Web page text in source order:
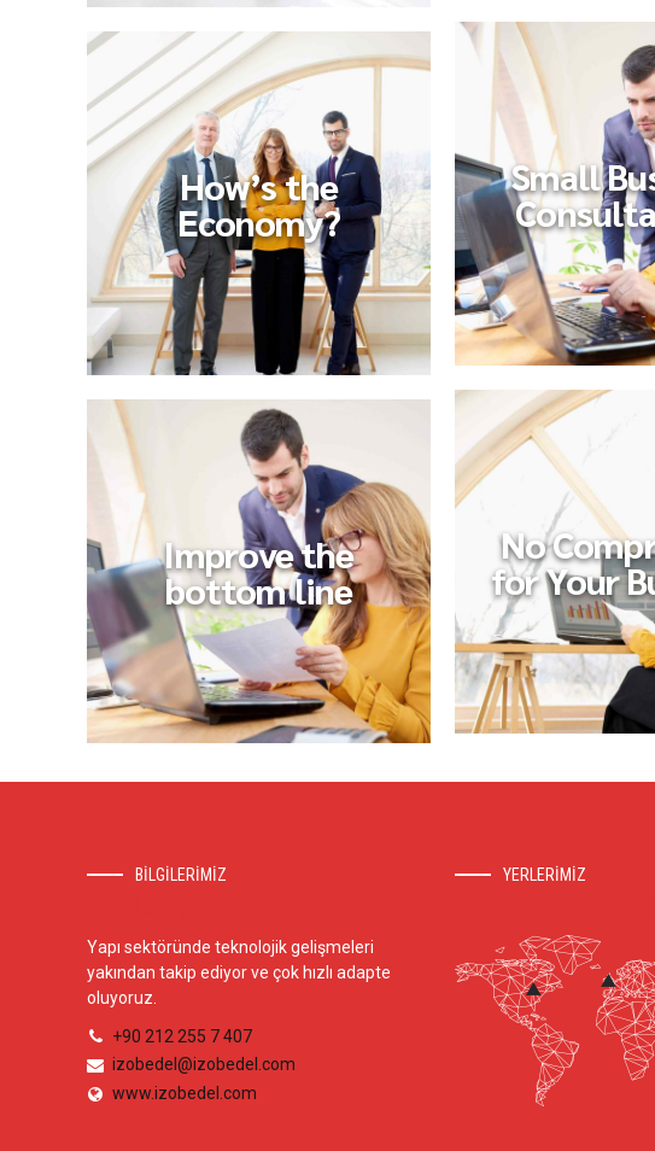
Small
How’s the
Economy?
No
for Your
Improve the
bottom line
BİLGİLERİMİZ
Yapı sektöründe teknolojik gelişmeleri
yakından takip ediyor ve çok hızlı adapte
oluyoruz.
+90 212 255 7 407
izobedel@izobedel.com
www.izobedel.com
YERLERİMİZ